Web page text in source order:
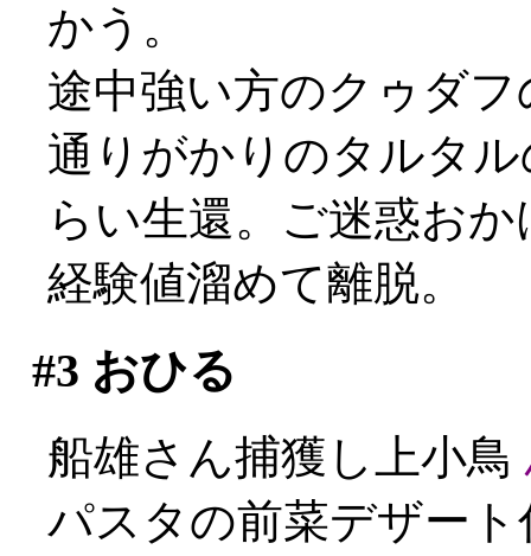
かう。
途中強い方のクゥダ
通りがかりのタルタ
らい生還。ご迷惑お
経験値溜めて離脱。
#3 おひる
船雄さん捕獲し上小鳥
パスタの前菜デザー